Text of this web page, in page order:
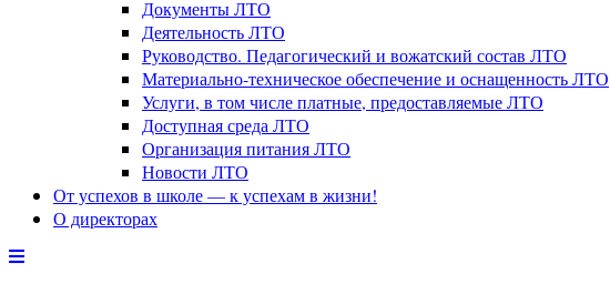
Документы ЛТО
Деятельность ЛТО
Руководство. Педагогический и вожатский состав ЛТО
Материально-техническое обеспечение и оснащенность ЛТО
Услуги, в том числе платные, предоставляемые ЛТО
Доступная среда ЛТО
Организация питания ЛТО
Новости ЛТО
От успехов в школе — к успехам в жизни!
О директорах